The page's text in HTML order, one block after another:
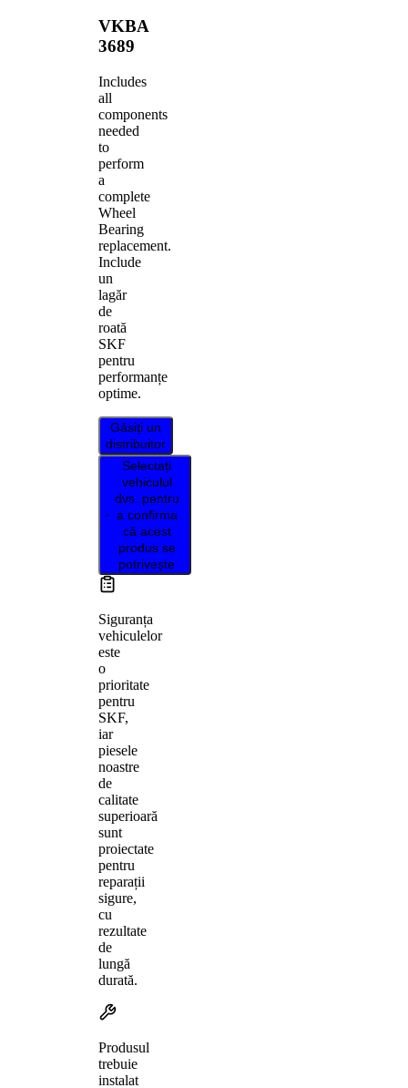
VKBA
3689
Includes
all
components
needed
to
perform
a
complete
Wheel
Bearing
replacement.
Include
un
lagăr
de
roată
SKF
pentru
performanțe
optime.
Găsiți un
distribuitor
Selectați
vehiculul
dvs. pentru
a confirma
că acest
produs se
potrivește
Siguranța
vehiculelor
este
o
prioritate
pentru
SKF,
iar
piesele
noastre
de
calitate
superioară
sunt
proiectate
pentru
reparații
sigure,
cu
rezultate
de
lungă
durată.
Produsul
trebuie
instalat